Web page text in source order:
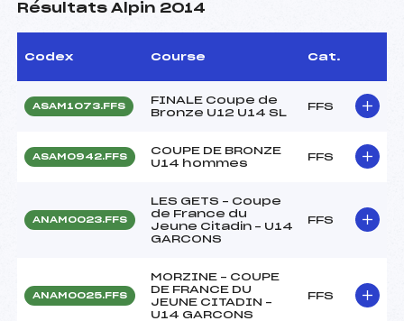
Résultats Alpin 2014
Codex Course Cat.
ASAM1073.FFS
FINALE Coupe de
Bronze U12 U14 SL
FFS
ASAM0942.FFS
COUPE DE BRONZE
U14 hommes
FFS
ANAM0023.FFS
LES GETS – Coupe
de France du
Jeune Citadin – U14
GARCONS
FFS
ANAM0025.FFS
MORZINE – COUPE
DE FRANCE DU
JEUNE CITADIN –
U14 GARCONS
FFS